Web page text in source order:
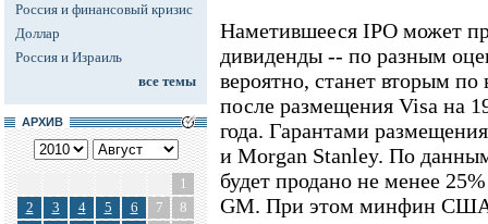
Россия и финансовый кризис
Доллар
Россия и Израиль
все темы
АРХИВ
1
2
3 4 5 6 7
8
Наметившееся IPO может
дивиденды -- по разным
вероятно, станет вторым
после размещения Visa на
года. Гарантами
и Morgan Stanley. По
будет продано не менее
GM. При этом минфин США